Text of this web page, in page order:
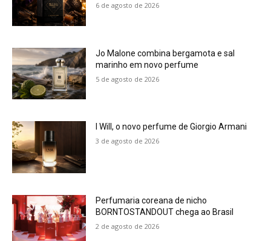
6 de agosto de 2026
Jo Malone combina bergamota e sal
marinho em novo perfume
5 de agosto de 2026
I Will, o novo perfume de Giorgio Armani
3 de agosto de 2026
Perfumaria coreana de nicho
BORNTOSTANDOUT chega ao Brasil
2 de agosto de 2026